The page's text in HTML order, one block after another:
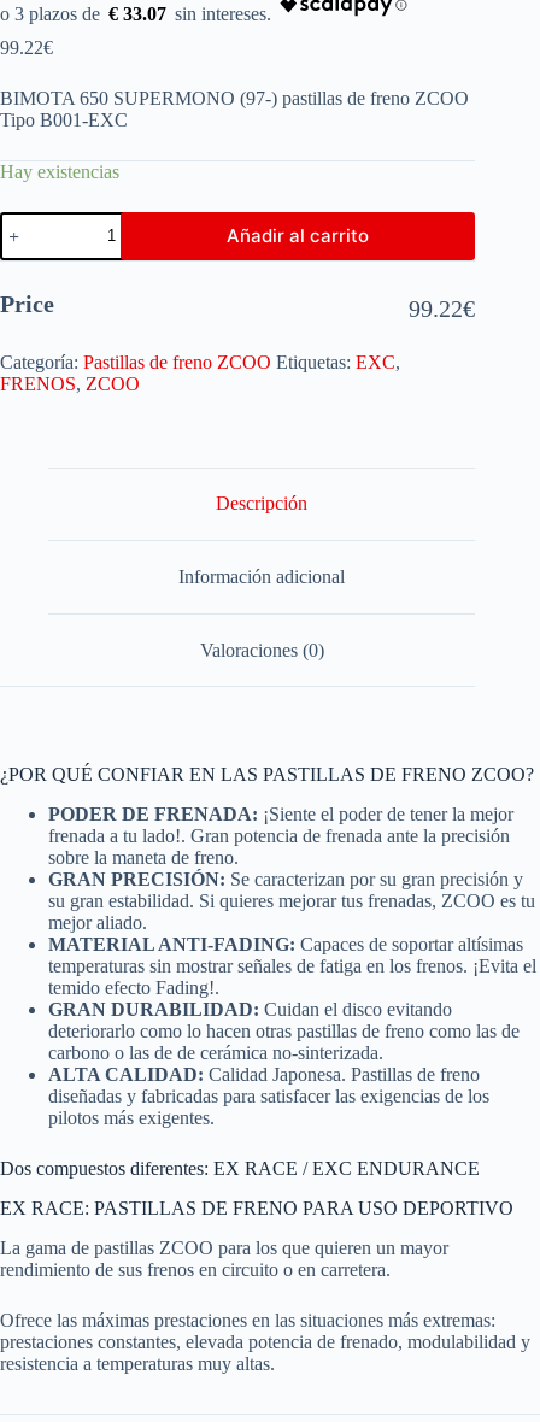
€ 33.07
99.22€
BIMOTA 650 SUPERMONO (97-) pastillas de freno ZCOO
Tipo B001-EXC
Hay existencias
Añadir al carrito
Price 99.22€
Categoría: Pastillas de freno ZCOO Etiquetas: EXC,
FRENOS, ZCOO
Descripción
Información adicional
Valoraciones (0)
¿POR QUÉ CONFIAR EN LAS PASTILLAS DE FRENO ZCOO?
PODER DE FRENADA: ¡Siente el poder de tener la mejor
frenada a tu lado!. Gran potencia de frenada ante la precisión
sobre la maneta de freno.
GRAN PRECISIÓN: Se caracterizan por su gran precisión y
su gran estabilidad. Si quieres mejorar tus frenadas, ZCOO es tu
mejor aliado.
MATERIAL ANTI-FADING: Capaces de soportar altísimas
temperaturas sin mostrar señales de fatiga en los frenos. ¡Evita el
temido efecto Fading!.
GRAN DURABILIDAD: Cuidan el disco evitando
deteriorarlo como lo hacen otras pastillas de freno como las de
carbono o las de de cerámica no-sinterizada.
ALTA CALIDAD: Calidad Japonesa. Pastillas de freno
diseñadas y fabricadas para satisfacer las exigencias de los
pilotos más exigentes.
Dos compuestos diferentes: EX RACE / EXC ENDURANCE
EX RACE: PASTILLAS DE FRENO PARA USO DEPORTIVO
La gama de pastillas ZCOO para los que quieren un mayor
rendimiento de sus frenos en circuito o en carretera.
Ofrece las máximas prestaciones en las situaciones más extremas:
prestaciones constantes, elevada potencia de frenado, modulabilidad y
resistencia a temperaturas muy altas.